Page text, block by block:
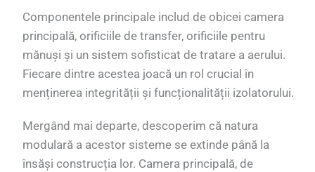
Componentele principale includ de obicei camera
principală, orificiile de transfer, orificiile pentru
mănuși și un sistem sofisticat de tratare a aerului.
Fiecare dintre acestea joacă un rol crucial în
menținerea integrității și funcționalității izolatorului.
Mergând mai departe, descoperim că natura
modulară a acestor sisteme se extinde până la
însăși construcția lor. Camera principală, de